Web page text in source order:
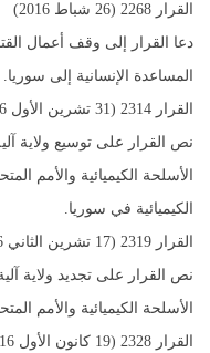
القرار 2268 (26 شباط 2016)
دعا القرار إلى وقف أعمال
المساعدة الإنسانية إلى سوريا.
القرار 2314 (31 تشرين الأول 2016)
نص القرار على توسيع ولاية
الأسلحة الكيميائية والأمم
الكيميائية في سوريا.
القرار 2319 (17 تشرين الثاني 2016)
نص القرار على تجديد ولاية
الأسلحة الكيميائية والأمم
القرار 2328 (19 كانون الأول 2016)